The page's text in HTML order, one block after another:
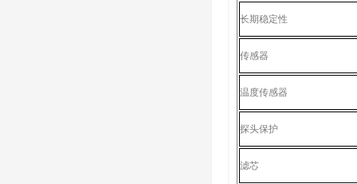
长期稳定性
传感器
温度传感器
探头保护
滤芯